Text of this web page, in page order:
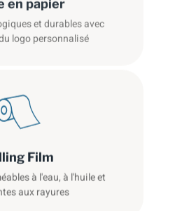
et durables avec
logo personnalisé
Film
à l'eau, à l'huile et
aux rayures